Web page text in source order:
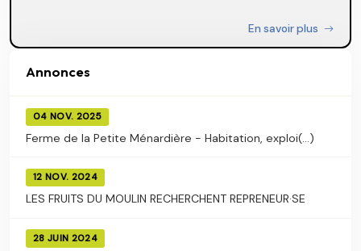
En savoir plus
Annonces
04 NOV. 2025
Ferme de la Petite Ménardière - Habitation, exploi(...)
12 NOV. 2024
LES FRUITS DU MOULIN RECHERCHENT REPRENEUR·SE
28 JUIN 2024